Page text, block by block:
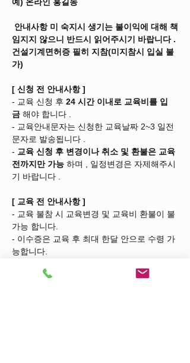
임지지 않으니 반드시 읽어주시기 바랍니다 .
건설기계면허증 필히 지참(미지참시 입실 불
가)
[ 신청 전 안내사항 ]
- 교육 신청 후 24 시간 이내로 교육비를 입
금 해야 합니다 .
- 교육안내문자는 신청한 교육날짜 2~3 일전
문자로 발송됩니다 .
- 교육 신청 후 변경이나 취소 및 환불은 교육
전까지만 가능 하며 , 일정변경은 자제해주시
기 바랍니다 .
[ 교육 전 안내사항 ]
- 교육 불참 시 교육변경 및 교육비 환불이 불
가능 합니다.
- 이수증은 교육 후 최대 한달 안으로 수령 가
능합니다.
(명부대조)에 적극 협조해주시기 바랍니다.